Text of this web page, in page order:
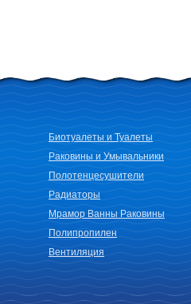
Биотуалеты и Туалеты
Раковины и Умывальники
Полотенцесушители
Радиаторы
Мрамор Ванны Раковины
Полипропилен
Вентиляция